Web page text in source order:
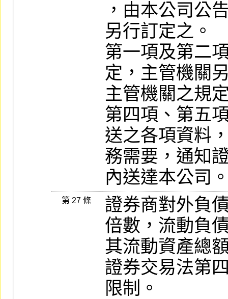
，由本公司公
另行訂定之。
第一項及第二
定，主管機關
主管機關之規
第四項、第五
送之各項資料
務需要，通知
內送達本公司
第 27 條
證券商對外負
倍數，流動負
其流動資產總
證券交易法第
限制。